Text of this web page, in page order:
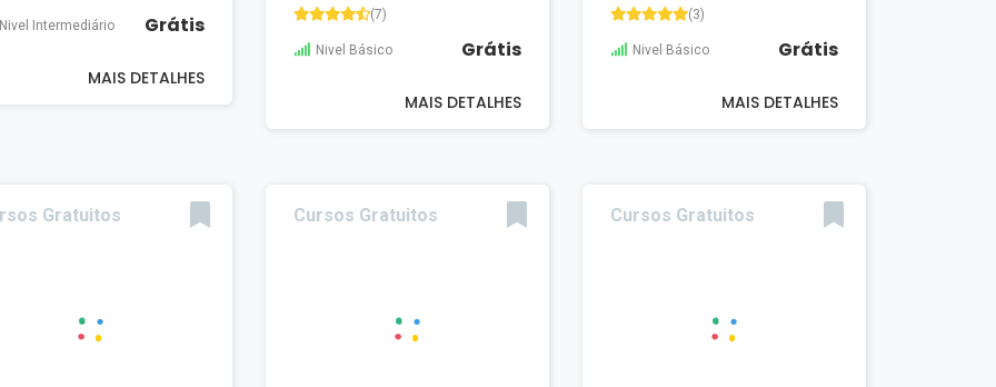
Nivel Intermediário Grátis
MAIS DETALHES
(7)
Nivel Básico Grátis
MAIS DETALHES
(3)
Nivel Básico Grátis
MAIS DETALHES
Gratuitos Cursos Gratuitos Cursos Gratuitos